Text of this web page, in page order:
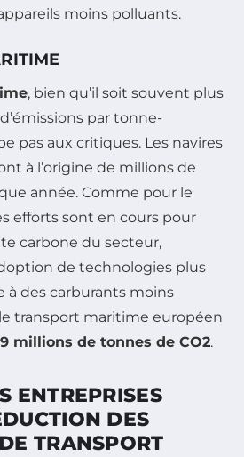
moins polluants.
, bien qu’il soit souvent plus
par tonne-
pas aux critiques. Les navires
à l’origine de millions de
année. Comme pour le
efforts sont en cours pour
carbone du secteur,
de technologies plus
à des carburants moins
transport maritime européen
millions de tonnes de CO2.
ENTREPRISES
DES
TRANSPORT